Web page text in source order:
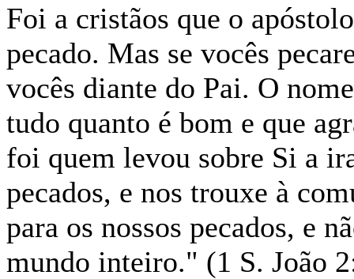
Foi a cristãos que o
pecado. Mas se vocês
vocês diante do Pai. O
tudo quanto é bom e que
foi quem levou sobre Si a
pecados, e nos trouxe à
para os nossos pecados, e
mundo inteiro." (1 S. João